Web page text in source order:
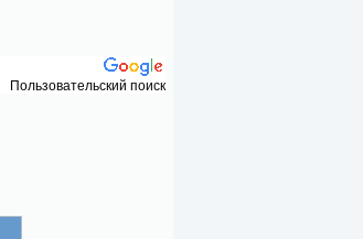
Пользовательский поиск